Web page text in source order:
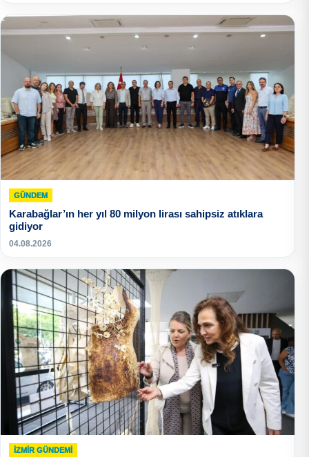
GÜNDEM
Karabağlar’ın her yıl 80 milyon lirası sahipsiz atıklara
gidiyor
04.08.2026
İZMIR GÜNDEMI